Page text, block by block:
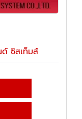
ด์ ซิสเท็มส์